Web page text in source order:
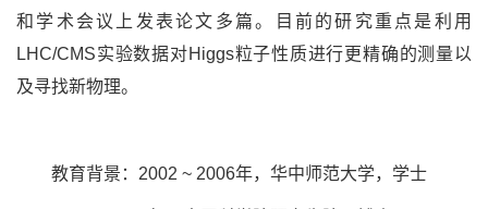
和学术会议上发表论文多篇。目前的研究重点是利用
LHC/CMS实验数据对Higgs粒子性质进行更精确的测量以
及寻找新物理。
教育背景：2002 ~ 2006年，华中师范大学，学士